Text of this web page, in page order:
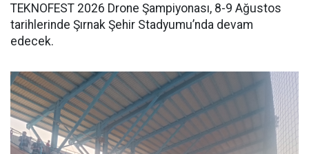
TEKNOFEST 2026 Drone Şampiyonası, 8-9 Ağustos
tarihlerinde Şırnak Şehir Stadyumu’nda devam
edecek.